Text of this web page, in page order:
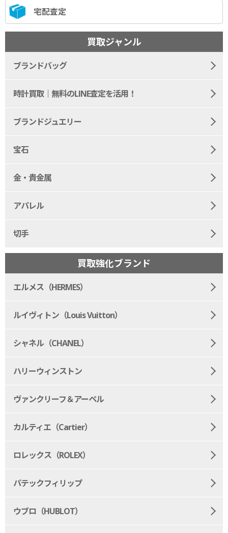
宅配査定
買取ジャンル
ブランドバッグ
時計買取｜無料のLINE査定を活用！
ブランドジュエリー
宝石
金・貴金属
アパレル
切手
買取強化ブランド
エルメス（HERMES）
ルイヴィトン（Louis Vuitton）
シャネル（CHANEL）
ハリーウィンストン
ヴァンクリーフ＆アーペル
カルティエ（Cartier）
ロレックス（ROLEX）
パテックフィリップ
ウブロ（HUBLOT）